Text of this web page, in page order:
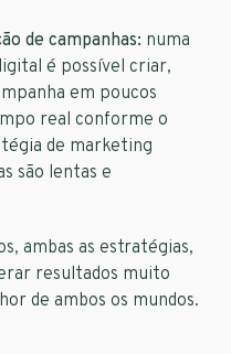
de campanhas: numa
é possível criar,
em poucos
real conforme o
de marketing
são lentas e
ambas as estratégias,
resultados muito
de ambos os mundos.